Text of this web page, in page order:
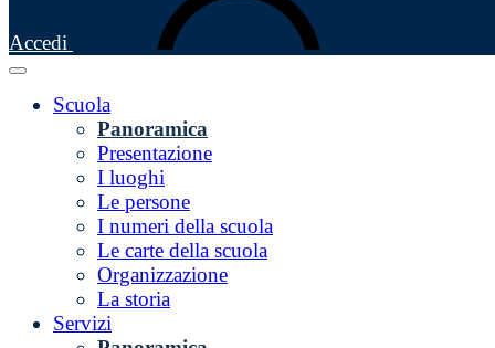
Accedi
Scuola
Panoramica
Presentazione
I luoghi
Le persone
I numeri della scuola
Le carte della scuola
Organizzazione
La storia
Servizi